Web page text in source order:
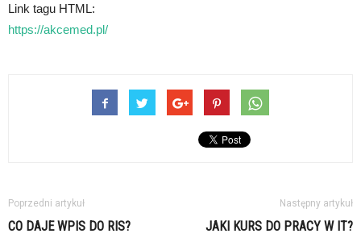
Link tagu HTML:
https://akcemed.pl/
Poprzedni artykuł
CO DAJE WPIS DO RIS?
Następny artykuł
JAKI KURS DO PRACY W IT?